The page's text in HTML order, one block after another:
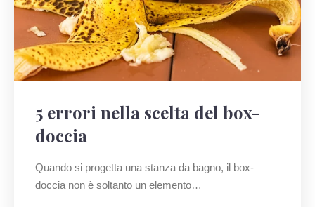
5 errori nella scelta del box-
doccia
Quando si progetta una stanza da bagno, il box-
doccia non è soltanto un elemento…